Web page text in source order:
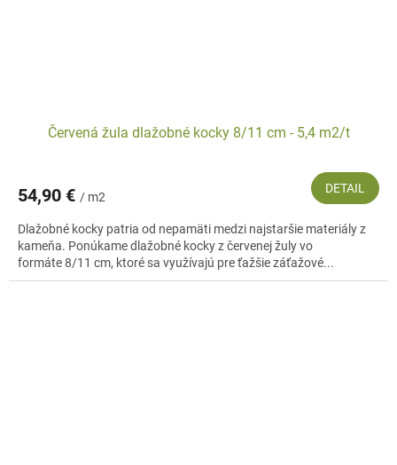
Červená žula dlažobné kocky 8/11 cm - 5,4 m2/t
54,90 € / m2
DETAIL
Dlažobné kocky patria od nepamäti medzi najstaršie materiály z
kameňa. Ponúkame dlažobné kocky z červenej žuly vo
formáte 8/11 cm, ktoré sa využívajú pre ťažšie záťažové...